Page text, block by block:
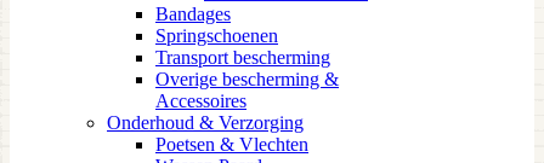
Bandages
Springschoenen
Transport bescherming
Overige bescherming &
Accessoires
Onderhoud & Verzorging
Poetsen & Vlechten